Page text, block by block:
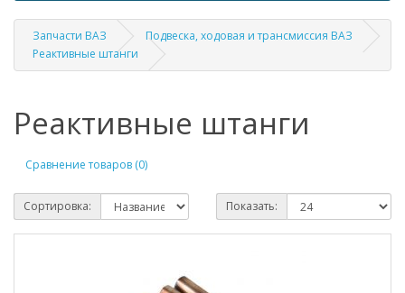
Запчасти ВАЗ
Подвеска, ходовая и трансмиссия ВАЗ
Реактивные штанги
Реактивные штанги
Сравнение товаров (0)
Сортировка: Показать: